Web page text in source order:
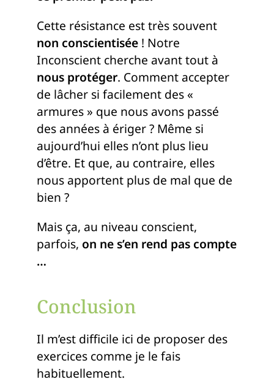
Cette résistance est très souvent
non conscientisée ! Notre
Inconscient cherche avant tout à
nous protéger. Comment accepter
de lâcher si facilement des «
armures » que nous avons passé
des années à ériger ? Même si
aujourd’hui elles n’ont plus lieu
d’être. Et que, au contraire, elles
nous apportent plus de mal que de
bien ?
Mais ça, au niveau conscient,
parfois, on ne s’en rend pas compte
…
Conclusion
Il m’est difficile ici de proposer des
exercices comme je le fais
habituellement.